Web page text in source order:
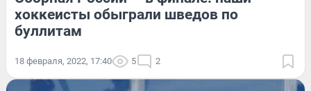
хоккеисты обыграли шведов по
буллитам
18 февраля, 2022, 17:40 5 2